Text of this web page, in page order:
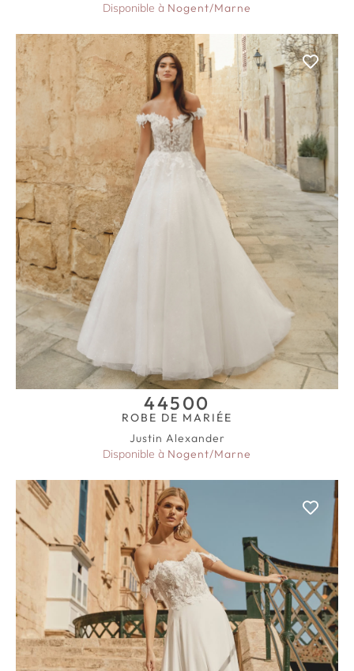
Disponible à Nogent/Marne
44500
ROBE DE MARIÉE
Justin Alexander
Disponible à Nogent/Marne